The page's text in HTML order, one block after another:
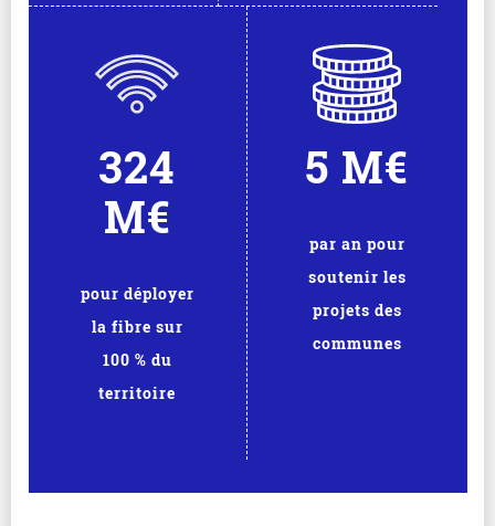
324
M€
pour déployer
la fibre sur
100 % du
territoire
5 M€
par an pour
soutenir les
projets des
communes